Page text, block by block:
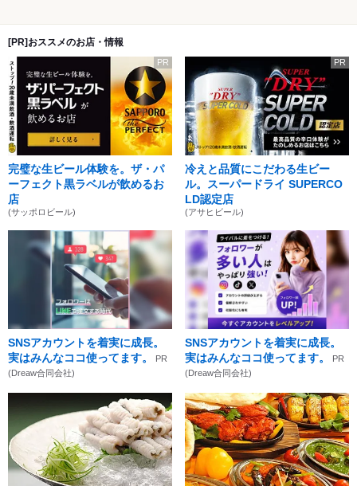
[PR]おススメのお店・情報
PR
完璧な生ビール体験を。ザ・パ
ーフェクト黒ラベルが飲めるお
店
(サッポロビール)
PR
冷えと品質にこだわる生ビー
ル。スーパードライ SUPERCO
LD認定店
(アサヒビール)
SNSアカウントを着実に成長。
実はみんなココ使ってます。
PR
(Dreaw合同会社)
SNSアカウントを着実に成長。
実はみんなココ使ってます。
PR
(Dreaw合同会社)